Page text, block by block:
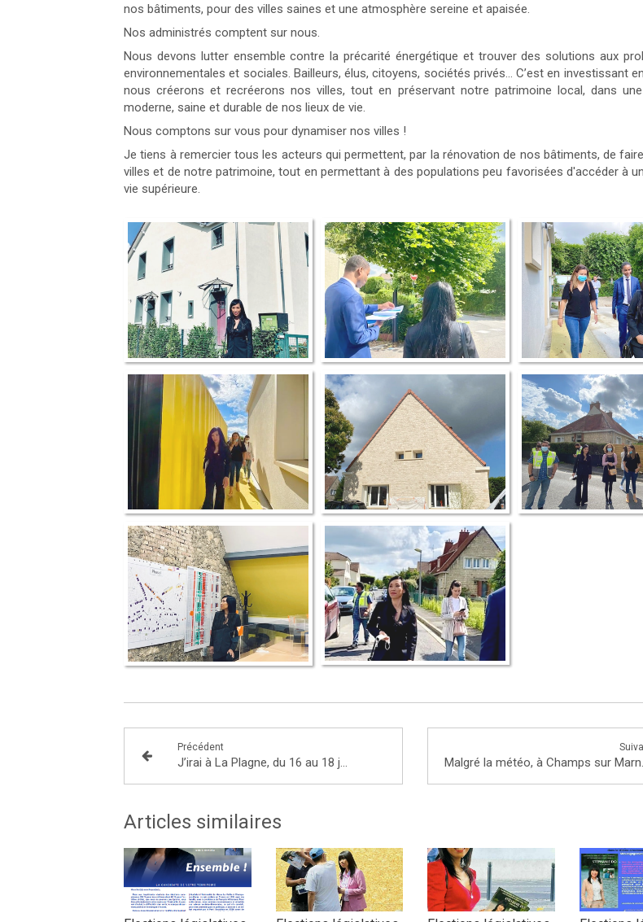
nos bâtiments, pour des villes saines et une atmosphère sereine et apaisée.
Nos administrés comptent sur nous.
Nous devons lutter ensemble contre la précarité énergétique et trouver des solutions aux
environnementales et sociales. Bailleurs, élus, citoyens, sociétés privés… C’est en investissant
nous créerons et recréerons nos villes, tout en préservant notre patrimoine local, dans
moderne, saine et durable de nos lieux de vie.
Nous comptons sur vous pour dynamiser nos villes !
Je tiens à remercier tous les acteurs qui permettent, par la rénovation de nos bâtiments, de
villes et de notre patrimoine, tout en permettant à des populations peu favorisées d'accéder à
vie supérieure.
Précédent
Articles similaires